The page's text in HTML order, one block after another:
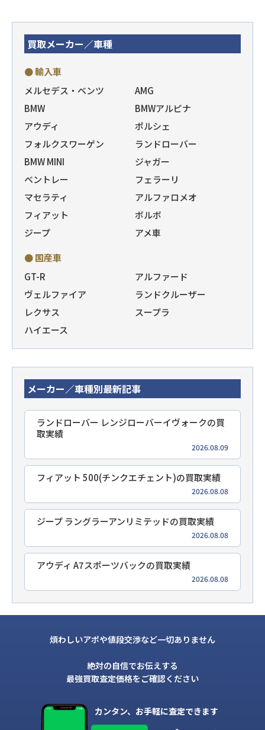
買取メーカー／車種
● 輸入車
メルセデス・ベンツ
AMG
BMW
BMWアルピナ
アウディ
ポルシェ
フォルクスワーゲン
ランドローバー
BMW MINI
ジャガー
ベントレー
フェラーリ
マセラティ
アルファロメオ
フィアット
ボルボ
ジープ
アメ車
● 国産車
GT-R
アルファード
ヴェルファイア
ランドクルーザー
レクサス
スープラ
ハイエース
メーカー／車種別最新記事
ランドローバー レンジローバーイヴォークの買
取実績
2026.08.09
フィアット 500(チンクエチェント)の買取実績
2026.08.08
ジープ ラングラーアンリミテッドの買取実績
2026.08.08
アウディ A7スポーツバックの買取実績
2026.08.08
煩わしいアポや値段交渉など一切ありません
絶対の自信でお伝えする
最強買取査定価格をご確認ください
カンタン、お手軽に査定できます